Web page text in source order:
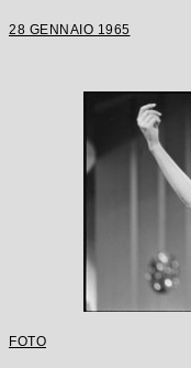
28 GENNAIO 1965
FOTO